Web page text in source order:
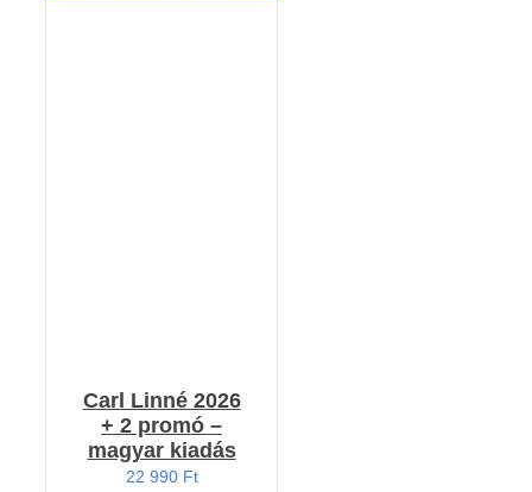
Carl Linné 2026
+ 2 promó –
magyar kiadás
22 990 Ft